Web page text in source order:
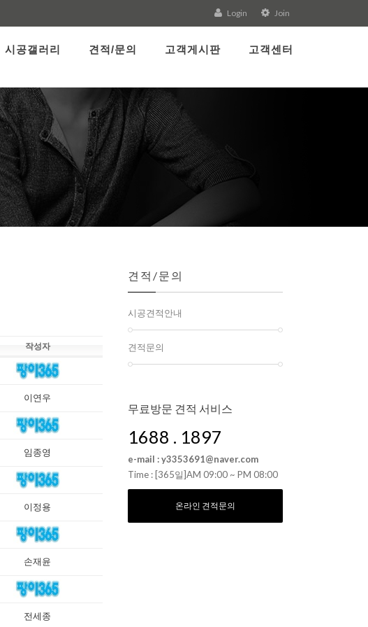
Login Join
시공갤러리 견적/문의 고객게시판 고객센터
작성자
이연우
임종영
이정용
손재윤
전세종
견적/문의
시공견적안내
견적문의
무료방문 견적 서비스
1688 . 1897
e-mail : y3353691@naver.com
Time : [365일]AM 09:00 ~ PM 08:00
온라인 견적문의